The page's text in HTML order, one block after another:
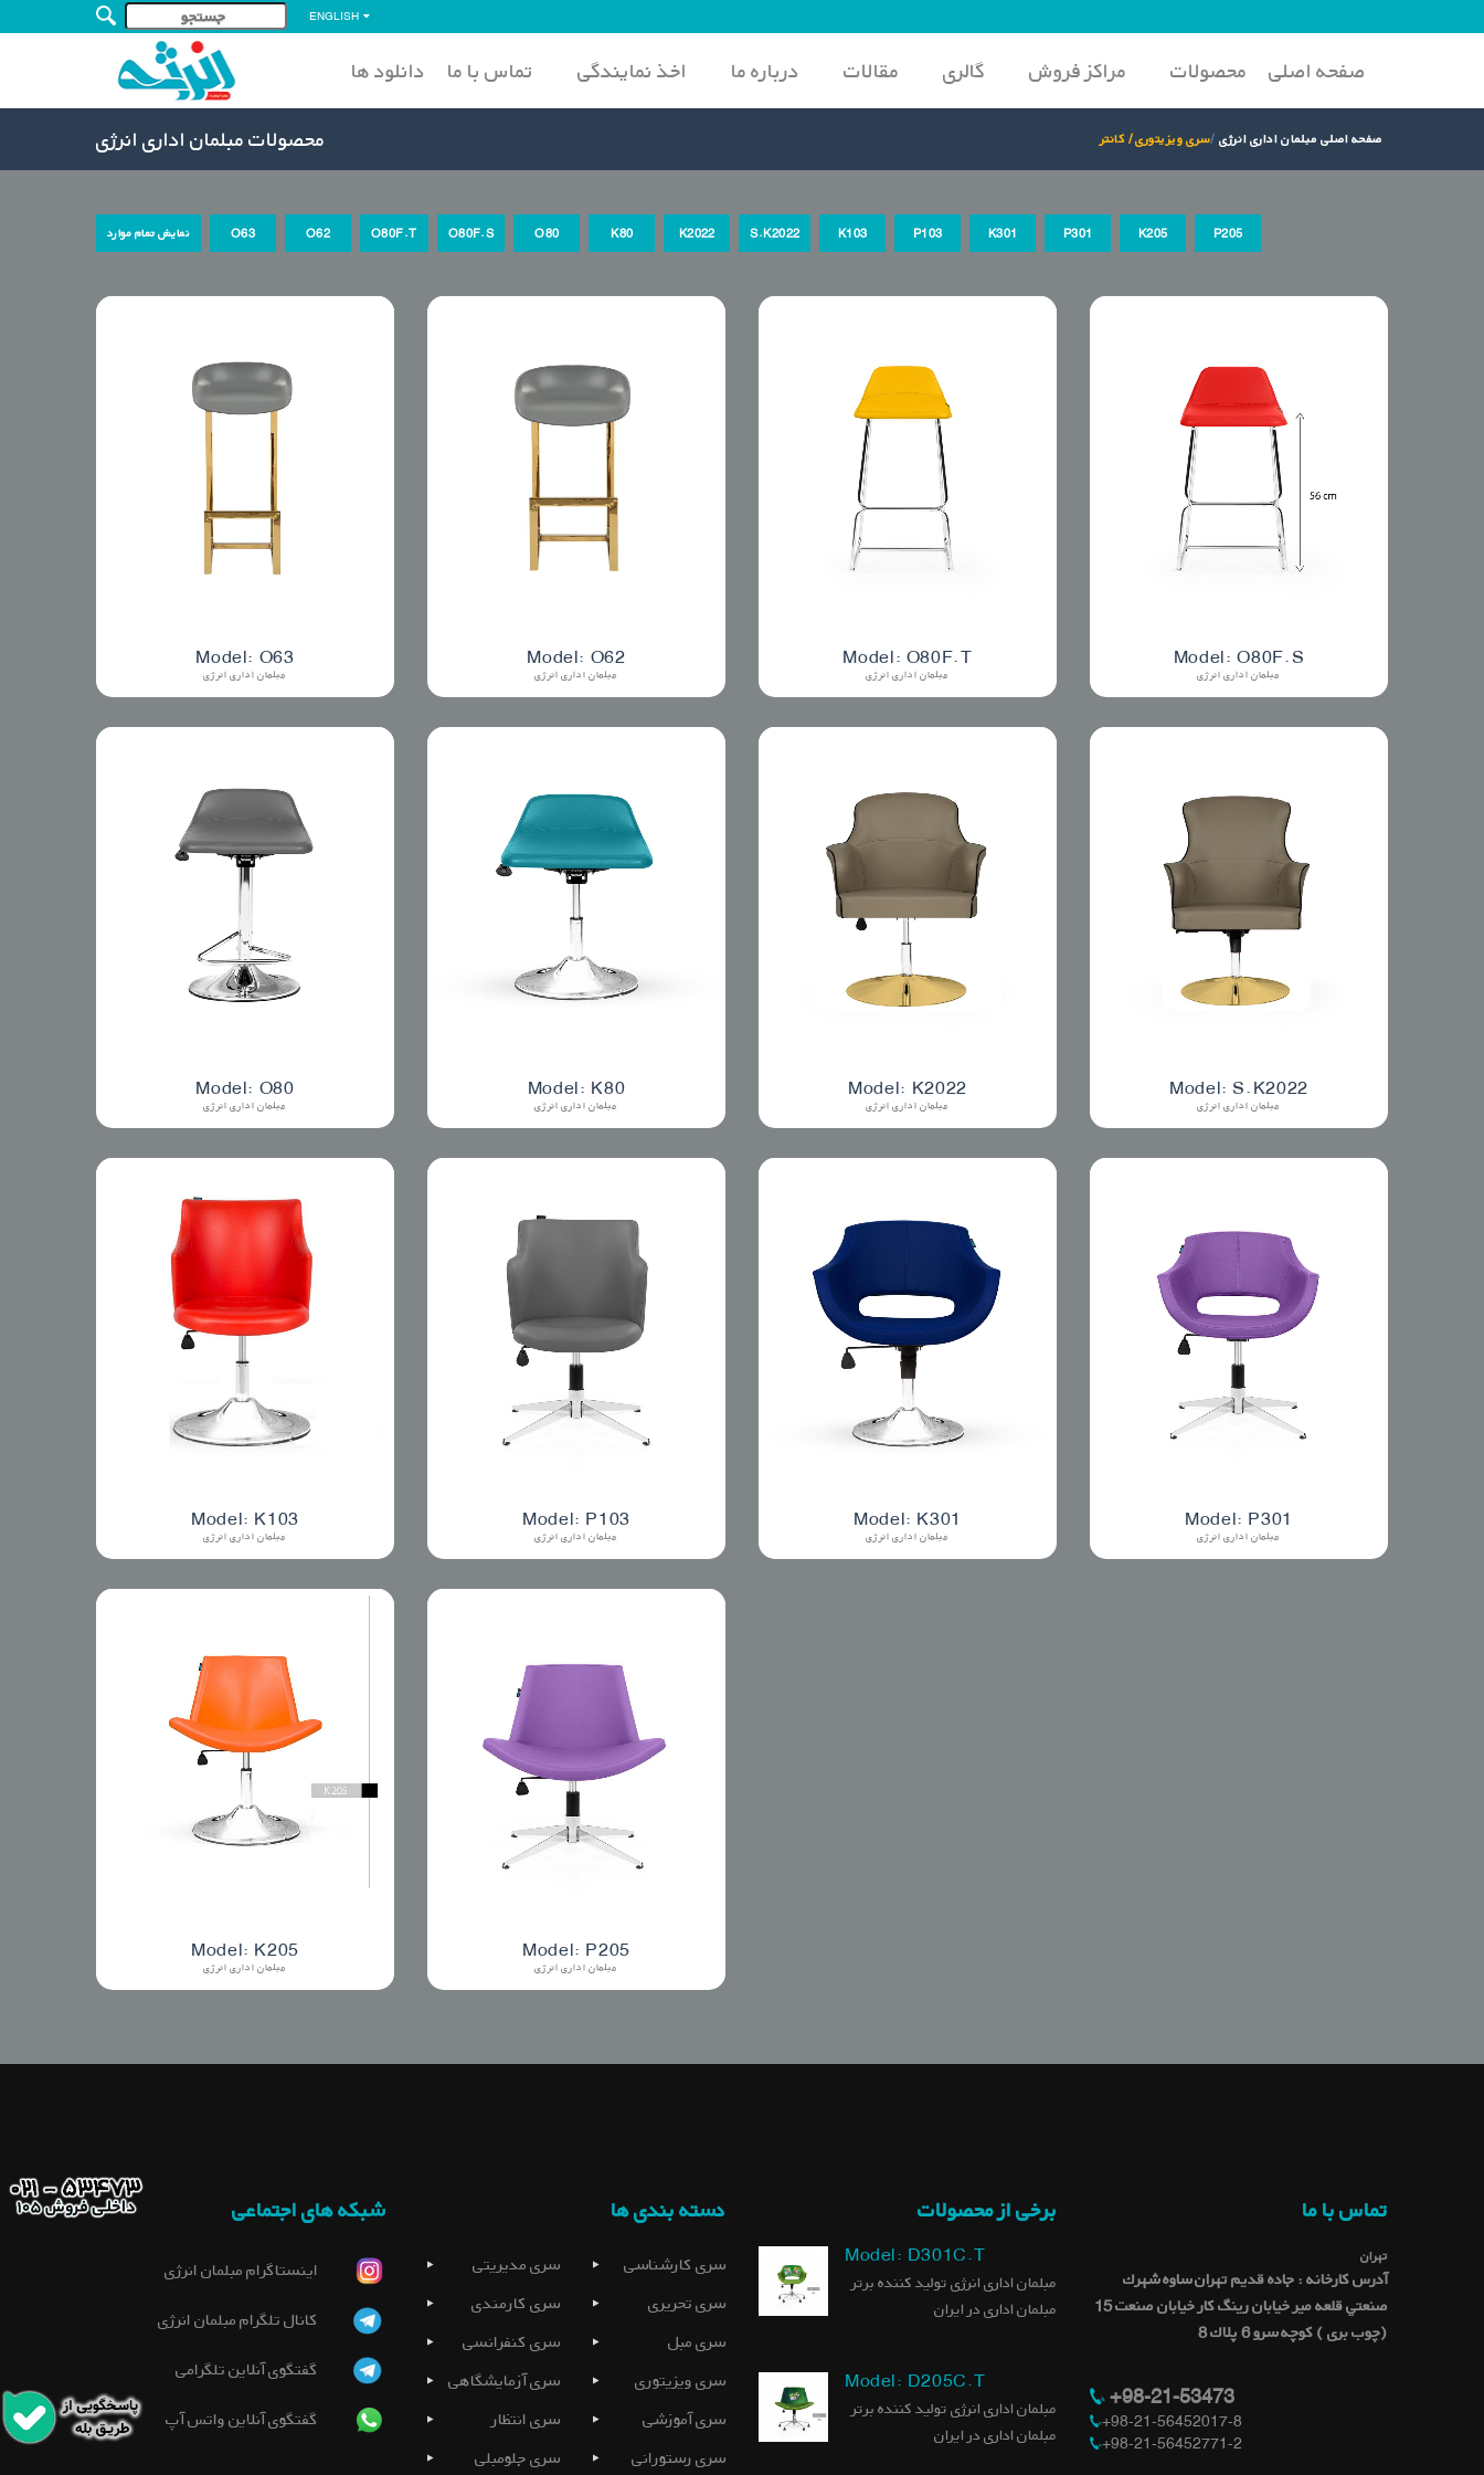
ENGLISH
صفحه اصلی محصولات مراکز فروش گالری مقالات درباره ما اخذ نمایندگی تماس با ما دانلود ها
محصولات مبلمان اداری انرژی سری ویزیتوری / کانتر صفحه اصلی مبلمان اداری انرژی
نمایش تمام موارد O63 O62 O80F.T O80F.S O80 K80 K2022 S.K2022 K103 P103 K301 P301 K205 P205
Model: O63
مبلمان اداری انرژی
Model: O62
مبلمان اداری انرژی
Model: O80F.T
مبلمان اداری انرژی
Model: O80F.S
مبلمان اداری انرژی
Model: O80
مبلمان اداری انرژی
Model: K80
مبلمان اداری انرژی
Model: K2022
مبلمان اداری انرژی
Model: S.K2022
مبلمان اداری انرژی
Model: K103
مبلمان اداری انرژی
Model: P103
مبلمان اداری انرژی
Model: K301
مبلمان اداری انرژی
Model: P301
مبلمان اداری انرژی
Model: K205
مبلمان اداری انرژی
Model: P205
مبلمان اداری انرژی
شبکه های اجتماعی
اینستاگرام مبلمان انرژی
کانال تلگرام مبلمان انرژی
گفتگوی آنلاین تلگرامی
گفتگوی آنلاین واتس آپ
دسته بندی ها
سری مدیریتی
سری کارشناسی
سری کارمندی
سری تحریری
سری کنفرانسی
سری مبل
سری آزمایشگاهی
سری ویزیتوری
سری انتظار
سری آموزشی
سری جلومبلی
سری رستورانی
برخی از محصولات
Model: D301C.T
مبلمان اداری انرژی تولید کننده برتر
مبلمان اداری در ایران
Model: D205C.T
مبلمان اداری انرژی تولید کننده برتر
مبلمان اداری در ایران
تماس با ما
تهران
آدرس کارخانه : جاده قديم تهران ساوه شهرك
صنعتي قلعه میر خيابان رينگ كار خيابان صنعت 15
(چوب بری ) کوچه سرو 6 پلاك 8
+98-21-53473
+98-21-56452017-8
+98-21-56452771-2